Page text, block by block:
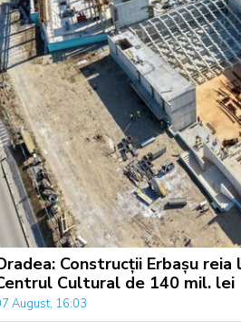
Construcții Erbașu
Cultural de 140 mil. lei
August, 16:03